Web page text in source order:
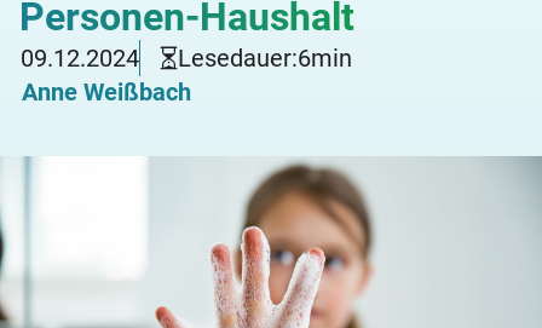
Personen-Haushalt
09.12.2024 Lesedauer:6min
Anne Weißbach